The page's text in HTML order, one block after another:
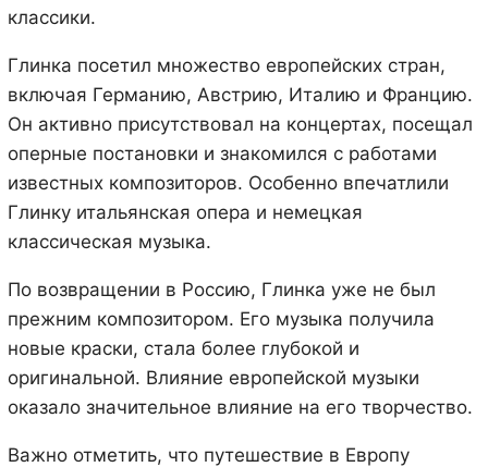
классики.
Глинка посетил множество европейских стран,
включая Германию, Австрию, Италию и Францию.
Он активно присутствовал на концертах, посещал
оперные постановки и знакомился с работами
известных композиторов. Особенно впечатлили
Глинку итальянская опера и немецкая
классическая музыка.
По возвращении в Россию, Глинка уже не был
прежним композитором. Его музыка получила
новые краски, стала более глубокой и
оригинальной. Влияние европейской музыки
оказало значительное влияние на его творчество.
Важно отметить, что путешествие в Европу